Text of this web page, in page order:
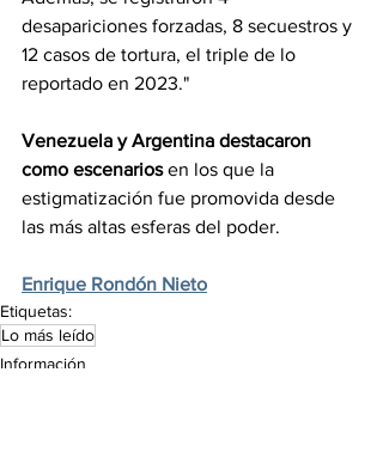
desapariciones forzadas, 8 secuestros y
12 casos de tortura, el triple de lo
reportado en 2023."
Venezuela y Argentina destacaron
como escenarios en los que la
estigmatización fue promovida desde
las más altas esferas del poder.
Enrique Rondón Nieto
Etiquetas:
Lo más leído
Información